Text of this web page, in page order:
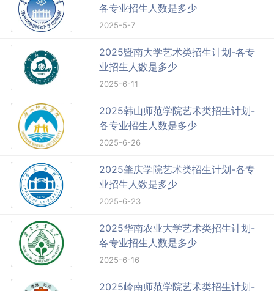
各专业招生人数是多少
2025-5-7
2025暨南大学艺术类招生计划-各专
业招生人数是多少
2025-6-11
2025韩山师范学院艺术类招生计划-
各专业招生人数是多少
2025-6-26
2025肇庆学院艺术类招生计划-各专
业招生人数是多少
2025-6-23
2025华南农业大学艺术类招生计划-
各专业招生人数是多少
2025-6-16
2025岭南师范学院艺术类招生计划-